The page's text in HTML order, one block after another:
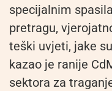
specijalnim
pretragu,
teški uvjeti, jake
kazao je ranije
sektora za